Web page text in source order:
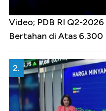
Video; PDB RI Q2-
Bertahan di Atas 6.300
2.